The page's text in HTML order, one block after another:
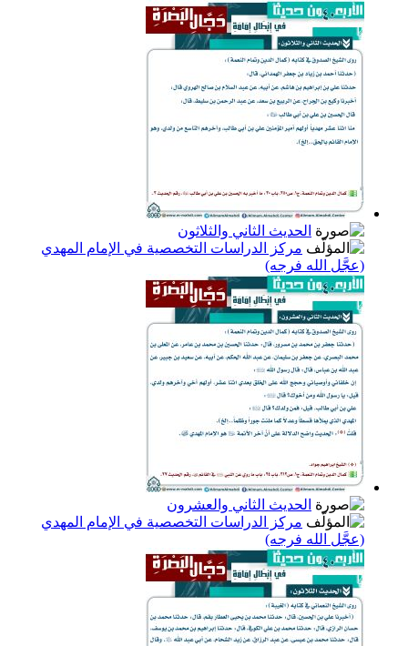
الحديث الثاني والثلاثون
مركز الدراسات التخصصية في الإمام المهدي
(عجَّل الله فرجه)
الحديث الثاني والعشرون
مركز الدراسات التخصصية في الإمام المهدي
(عجَّل الله فرجه)